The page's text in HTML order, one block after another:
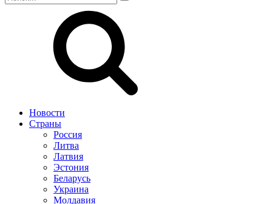
Новости
Страны
Россия
Литва
Латвия
Эстония
Беларусь
Украина
Молдавия